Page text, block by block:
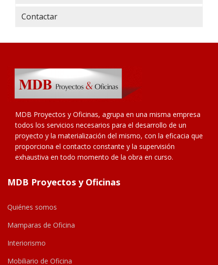
Contactar
MDB Proyectos y Oficinas, agrupa en una misma empresa
todos los servicios necesarios para el desarrollo de un
proyecto y la materialización del mismo, con la eficacia que
proporciona el contacto constante y la supervisión
exhaustiva en todo momento de la obra en curso.
MDB Proyectos y Oficinas
Quiénes somos
Mamparas de Oficina
Interiorismo
Mobiliario de Oficina